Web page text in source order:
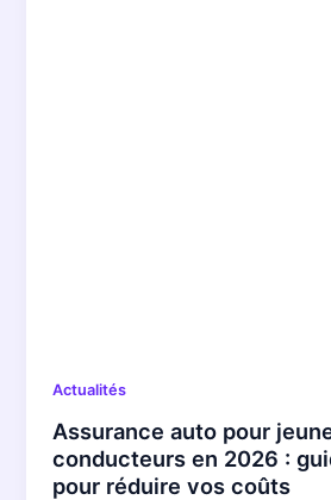
Actualités
Assurance auto pour
conducteurs en 2026 :
pour réduire vos coûts